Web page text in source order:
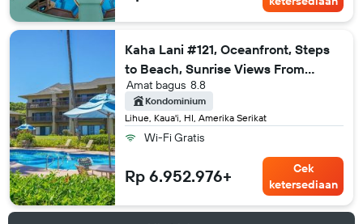
Kaha Lani #121, Oceanfront, Steps
to Beach, Sunrise Views From
Private Lanai
Lihue, Kaua'i, HI, Amerika Serikat
8.8
Amat bagus
Kondominium
Wi-Fi Gratis
Rp 6.952.976+
Cek
ketersediaan